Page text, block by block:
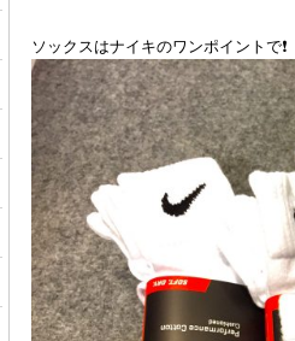
ソックスはナイキのワンポイントで❗️